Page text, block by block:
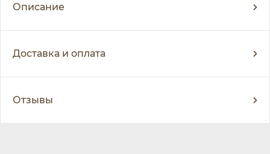
Описание
Доставка и оплата
Отзывы